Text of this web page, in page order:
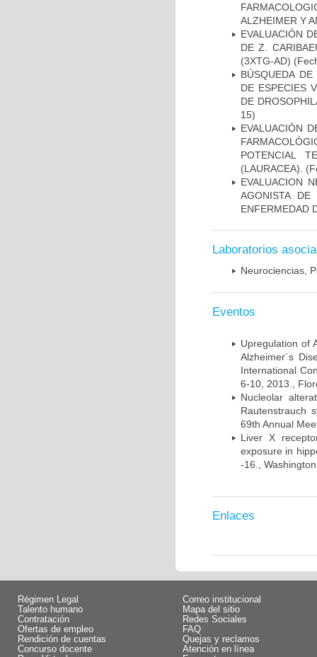
ALZHEIMER Y
EVALUACIÓN
DE Z.
(3XTG-AD)
BÚSQUEDA
DE ESPECIES
DE
15)
EVALUACIÓN
POTENCIAL
(LAURACEA).
EVALUACION
AGONISTA
ENFERMEDAD
Laboratorios
Neurociencias,
Eventos
Upregulation of
Alzheimer´s
International
6-10, 2013.,
Nucleolar
Rautenstrauch
69th Annual
Liver X
exposure in
-16.,
Enlaces
Régimen Legal
Talento humano
Contratación
Ofertas de empleo
Rendición de cuentas
Concurso docente
Correo institucional
Mapa del sitio
Redes Sociales
FAQ
Quejas y reclamos
Atención en línea